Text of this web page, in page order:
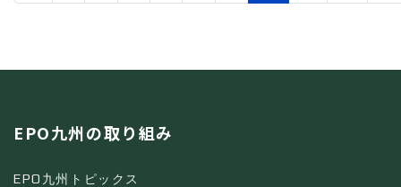
EPO九州の取り組み
EPO九州トピックス